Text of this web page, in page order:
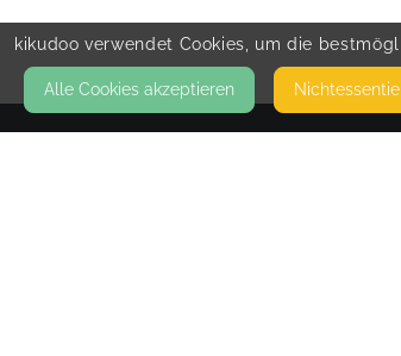
kikudoo verwendet Cookies, um die
Alle Cookies akzeptieren